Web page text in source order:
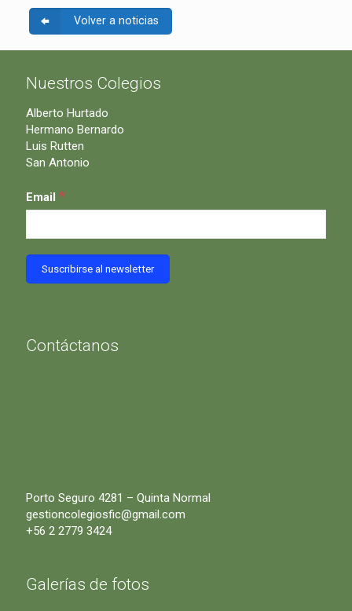
Volver a noticias
Nuestros Colegios
Alberto Hurtado
Hermano Bernardo
Luis Rutten
San Antonio
Email *
Contáctanos
Porto Seguro 4281 – Quinta Normal
gestioncolegiosfic@gmail.com
+56 2 2779 3424
Galerías de fotos